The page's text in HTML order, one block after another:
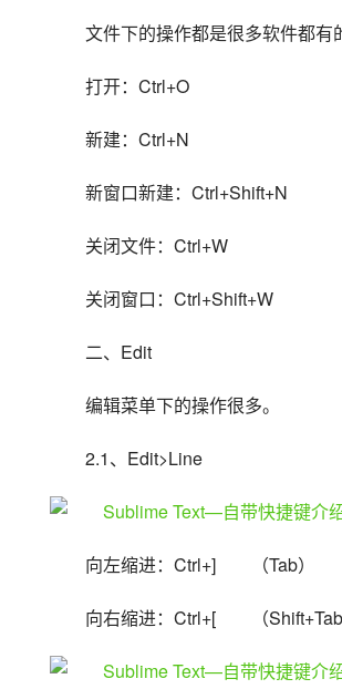
文件下的操作都是很多软件都有
打开：Ctrl+O
新建：Ctrl+N
新窗口新建：Ctrl+Shift+N
关闭文件：Ctrl+W
关闭窗口：Ctrl+Shift+W
二、Edit
编辑菜单下的操作很多。
2.1、Edit>Line
向左缩进：Ctrl+]　　（Tab）
向右缩进：Ctrl+[　　（